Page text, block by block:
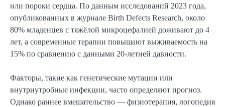
или пороки сердца. По данным исследований 2023 года,
опубликованных в журнале Birth Defects Research, около
80% младенцев с тяжёлой микроцефалией доживают до 4
лет, а современные терапии повышают выживаемость на
15% по сравнению с данными 20-летней давности.
Факторы, такие как генетические мутации или
внутриутробные инфекции, часто определяют прогноз.
Однако раннее вмешательство — физиотерапия, логопедия